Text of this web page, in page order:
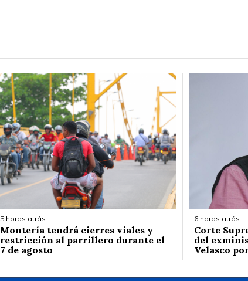
5 horas atrás
Montería tendrá cierres viales y
restricción al parrillero durante el
7 de agosto
6 horas atrás
Corte
del
Velasco